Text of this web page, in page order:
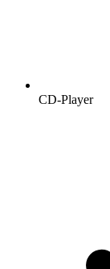
CD-Player